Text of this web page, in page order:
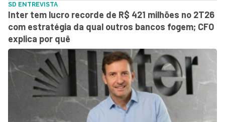
SD ENTREVISTA
Inter tem lucro recorde de R$ 421 milhões no 2T26
com estratégia da qual outros bancos fogem; CFO
explica por quê